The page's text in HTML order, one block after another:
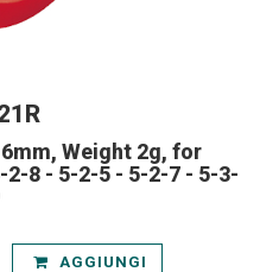
Weight 2g, for
8 - 5-2-5 - 5-2-7 - 5-3-
AGGIUNGI